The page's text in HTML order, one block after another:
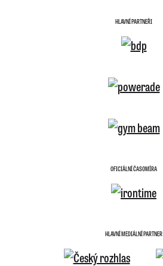
HLAVNÍ PARTNEŘI
OFICIÁLNÍ ČASOMÍRA
HLAVNÍ MEDIÁLNÍ PARTNER